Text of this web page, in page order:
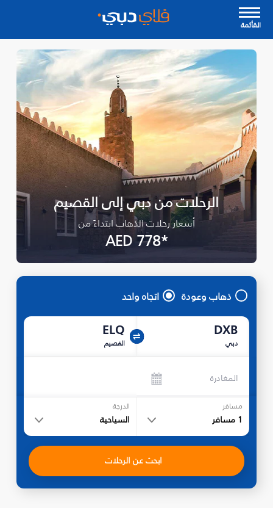
القأئمة
الرحلات من دبي إلى القصيم
أسعار رحلات الذهاب ابتداءً من
*AED 778
ذهاب وعودة اتجاه واحد
DXB
دبي
ELQ
القصيم
المغادرة
مسافر
1 مسافر
الدرجة
السياحية
ابحث عن الرحلات